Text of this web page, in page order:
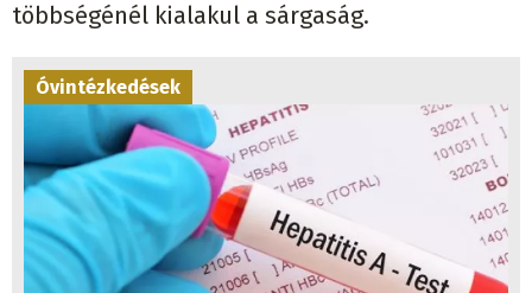
többségénél kialakul a sárgaság.
Óvintézkedések